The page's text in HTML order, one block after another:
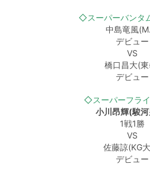
◇スーパーバンタ
中島竜風
デビュー
VS
橋口昌大(
デビュー
◇スーパーフラ
小川昂輝(駿
1戦1勝
VS
佐藤諒(KG
デビュー